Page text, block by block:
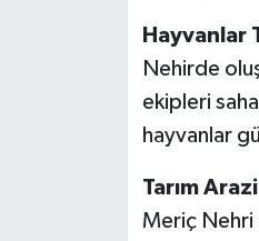
Hayvanlar
Nehirde
ekipleri
hayvanlar
Tarım
Meriç Nehri